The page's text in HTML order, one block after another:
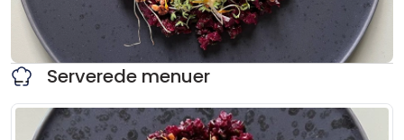
Serverede menuer